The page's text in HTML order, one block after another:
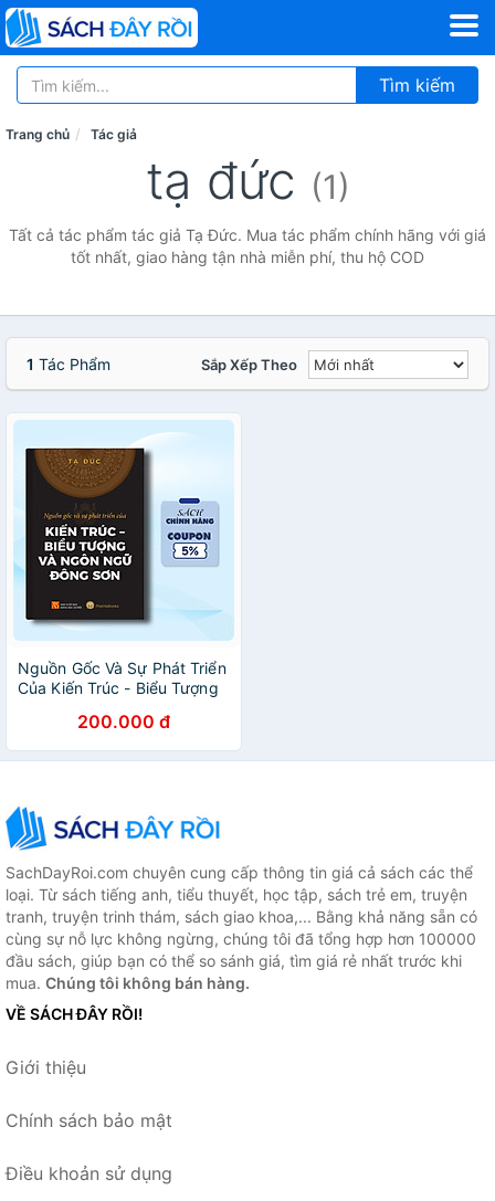
Tìm kiếm
Trang chủ Tác giả
tạ đức (1)
Tất cả tác phẩm tác giả Tạ Đức. Mua tác phẩm chính hãng với giá
tốt nhất, giao hàng tận nhà miễn phí, thu hộ COD
1 Tác Phẩm Sắp Xếp Theo
Nguồn Gốc Và Sự Phát Triển
Của Kiến Trúc - Biểu Tượng
200.000 đ
SachDayRoi.com chuyên cung cấp thông tin giá cả sách các thể
loại. Từ sách tiếng anh, tiểu thuyết, học tập, sách trẻ em, truyện
tranh, truyện trinh thám, sách giao khoa,... Bằng khả năng sẵn có
cùng sự nỗ lực không ngừng, chúng tôi đã tổng hợp hơn 100000
đầu sách, giúp bạn có thể so sánh giá, tìm giá rẻ nhất trước khi
mua. Chúng tôi không bán hàng.
VỀ SÁCH ĐÂY RỒI!
Giới thiệu
Chính sách bảo mật
Điều khoản sử dụng